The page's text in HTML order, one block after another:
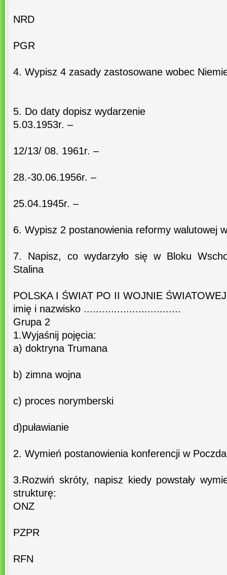
NRD
PGR
4. Wypisz 4 zasady zastosowane wobec
5. Do daty dopisz wydarzenie
5.03.1953r. –
12/13/ 08. 1961r. –
28.-30.06.1956r. –
25.04.1945r. –
6. Wypisz 2 postanowienia reformy walutowej
7. Napisz, co wydarzyło się w Bloku
Stalina
POLSKA I ŚWIAT PO II WOJNIE ŚWIATOWEJ
imię i nazwisko ................................
Grupa 2
1.Wyjaśnij pojęcia:
a) doktryna Trumana
b) zimna wojna
c) proces norymberski
d)puławianie
2. Wymień postanowienia konferencji w
3.Rozwiń skróty, napisz kiedy powstały
strukturę:
ONZ
PZPR
RFN